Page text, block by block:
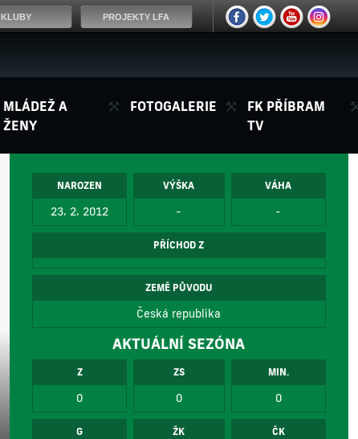
MLÁDEŽ A
ŽENY
FOTOGALERIE
FK PŘÍBRAM
TV
NAROZEN
23. 2. 2012
VÝŠKA
-
VÁHA
-
PŘÍCHOD Z
ZEMĚ PŮVODU
Česká republika
AKTUÁLNÍ SEZÓNA
Z
0
ZS
0
MIN.
0
G ŽK ČK
KLUBY PROJEKTY LFA